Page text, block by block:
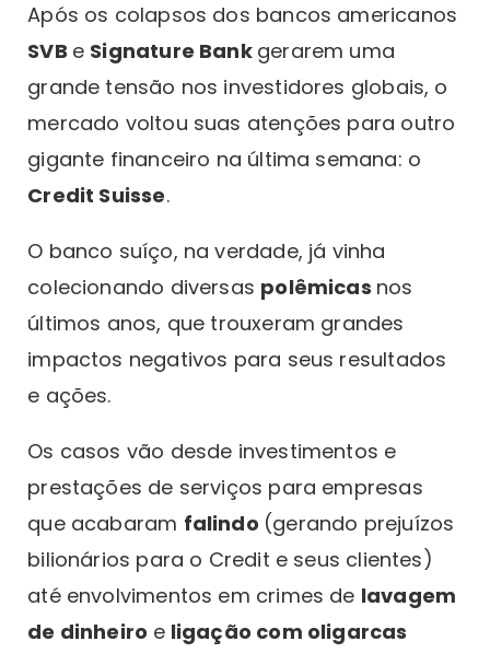
Após os colapsos dos bancos americanos
SVB e Signature Bank gerarem uma
grande tensão nos investidores globais, o
mercado voltou suas atenções para outro
gigante financeiro na última semana: o
Credit Suisse.
O banco suíço, na verdade, já vinha
colecionando diversas polêmicas nos
últimos anos, que trouxeram grandes
impactos negativos para seus resultados
e ações.
Os casos vão desde investimentos e
prestações de serviços para empresas
que acabaram falindo (gerando prejuízos
bilionários para o Credit e seus clientes)
até envolvimentos em crimes de lavagem
de dinheiro e ligação com oligarcas